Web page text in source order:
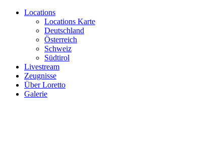
Locations
Locations Karte
Deutschland
Österreich
Schweiz
Südtirol
Livestream
Zeugnisse
Über Loretto
Galerie